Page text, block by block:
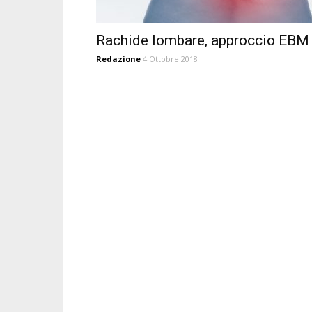
Rachide lombare, approccio EBM
Redazione 4 Ottobre 2018